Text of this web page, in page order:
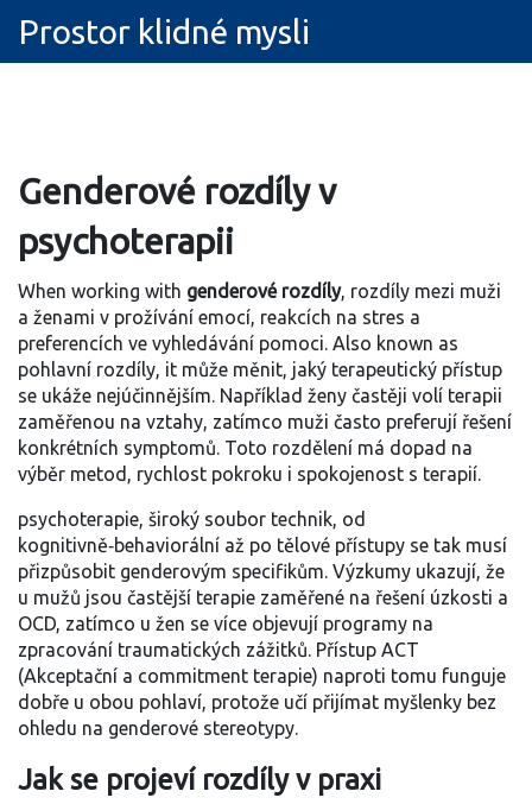
Prostor klidné mysli
Genderové rozdíly v
psychoterapii
When working with genderové rozdíly, rozdíly mezi muži
a ženami v prožívání emocí, reakcích na stres a
preferencích ve vyhledávání pomoci. Also known as
pohlavní rozdíly, it může měnit, jaký terapeutický přístup
se ukáže nejúčinnějším. Například ženy častěji volí terapii
zaměřenou na vztahy, zatímco muži často preferují řešení
konkrétních symptomů. Toto rozdělení má dopad na
výběr metod, rychlost pokroku i spokojenost s terapií.
psychoterapie, široký soubor technik, od
kognitivně‑behaviorální až po tělové přístupy se tak musí
přizpůsobit genderovým specifikům. Výzkumy ukazují, že
u mužů jsou častější terapie zaměřené na řešení úzkosti a
OCD, zatímco u žen se více objevují programy na
zpracování traumatických zážitků. Přístup ACT
(Akceptační a commitment terapie) naproti tomu funguje
dobře u obou pohlaví, protože učí přijímat myšlenky bez
ohledu na genderové stereotypy.
Jak se projeví rozdíly v praxi